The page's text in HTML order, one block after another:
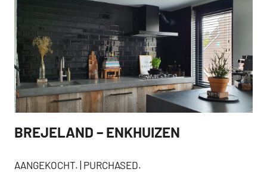
AANGEKOCHT
BREJELAND – ENKHUIZEN
AANGEKOCHT. | PURCHASED.